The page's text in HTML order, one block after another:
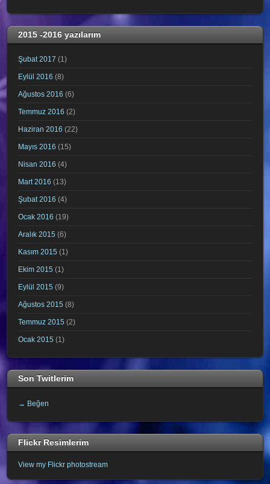
2015 -2016 yazılarım
Şubat 2017 (1)
Eylül 2016 (8)
Ağustos 2016 (6)
Temmuz 2016 (2)
Haziran 2016 (22)
Mayıs 2016 (15)
Nisan 2016 (4)
Mart 2016 (13)
Şubat 2016 (4)
Ocak 2016 (19)
Aralık 2015 (6)
Kasım 2015 (1)
Ekim 2015 (1)
Eylül 2015 (9)
Ağustos 2015 (8)
Temmuz 2015 (2)
Ocak 2015 (1)
Son Twitlerim
→ Beğen
Flickr Resimlerim
View my Flickr photostream